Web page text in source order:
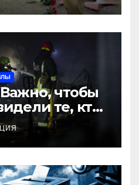
чтобы
те, кто